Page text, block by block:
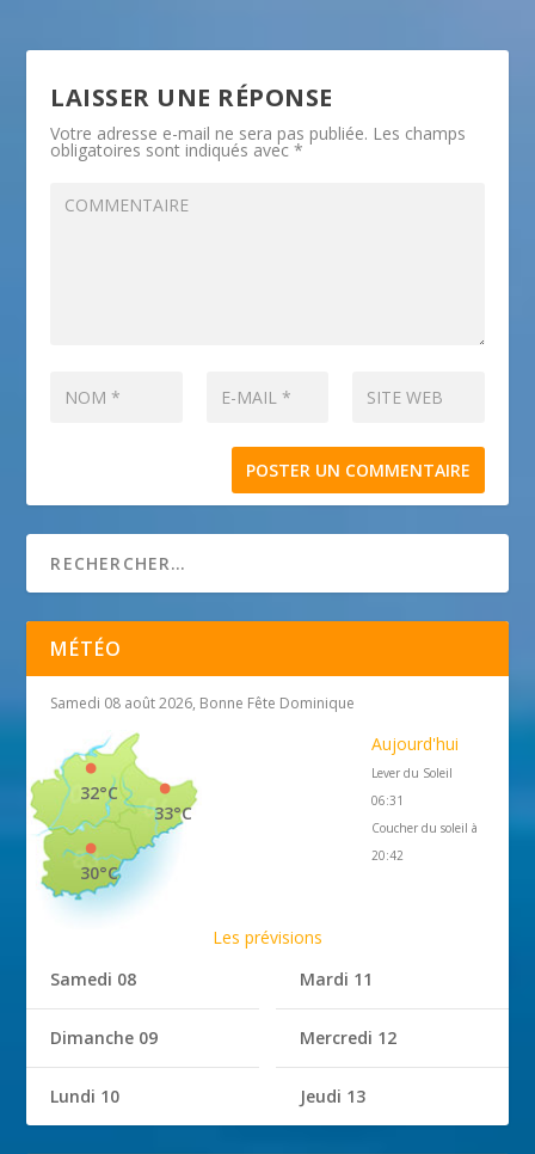
LAISSER UNE RÉPONSE
Votre adresse e-mail ne sera pas publiée. Les champs
obligatoires sont indiqués avec*
MÉTÉO
Samedi 08 août 2026, Bonne Fête Dominique
33°C
32°C
30°C
Aujourd'hui
Lever du Soleil
06:31
Coucher du soleil à
20:42
Les prévisions
Samedi 08
Dimanche 09
Lundi 10
Mardi 11
Mercredi 12
Jeudi 13